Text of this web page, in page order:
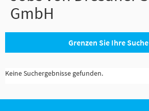
GmbH
Grenzen Sie Ihre
Keine Suchergebnisse gefunden.